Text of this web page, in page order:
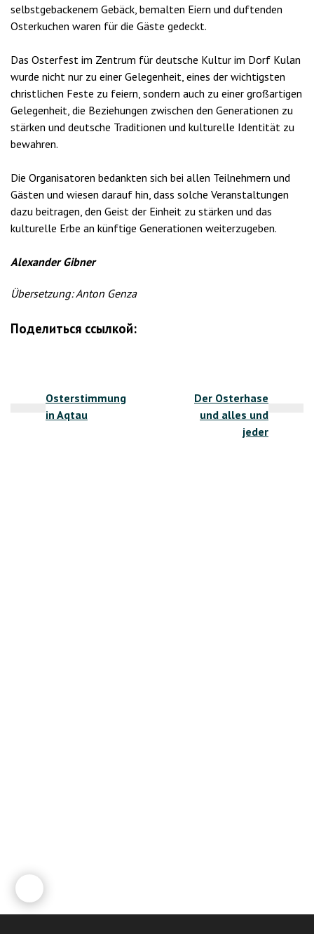
selbstgebackenem Gebäck, bemalten Eiern und duftenden
Osterkuchen waren für die Gäste gedeckt.
Das Osterfest im Zentrum für deutsche Kultur im Dorf Kulan
wurde nicht nur zu einer Gelegenheit, eines der wichtigsten
christlichen Feste zu feiern, sondern auch zu einer großartigen
Gelegenheit, die Beziehungen zwischen den Generationen zu
stärken und deutsche Traditionen und kulturelle Identität zu
bewahren.
Die Organisatoren bedankten sich bei allen Teilnehmern und
Gästen und wiesen darauf hin, dass solche Veranstaltungen
dazu beitragen, den Geist der Einheit zu stärken und das
kulturelle Erbe an künftige Generationen weiterzugeben.
Alexander Gibner
Übersetzung: Anton Genza
Поделиться ссылкой:
Osterstimmung
in Aqtau
Der Osterhase
und alles und
jeder